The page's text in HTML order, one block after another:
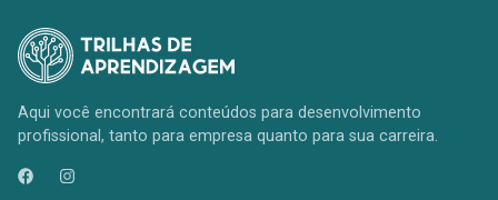
Aqui você encontrará conteúdos para desenvolvimento
profissional, tanto para empresa quanto para sua carreira.